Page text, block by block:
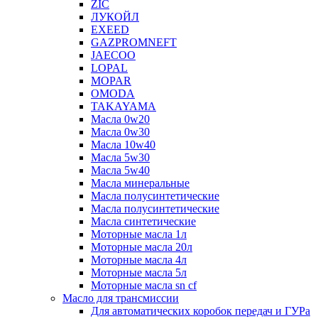
ZIC
ЛУКОЙЛ
EXEED
GAZPROMNEFT
JAECOO
LOPAL
MOPAR
OMODA
TAKAYAMA
Масла 0w20
Масла 0w30
Масла 10w40
Масла 5w30
Масла 5w40
Масла минеральные
Масла полусинтетические
Масла полусинтетические
Масла синтетические
Моторные масла 1л
Моторные масла 20л
Моторные масла 4л
Моторные масла 5л
Моторные масла sn cf
Масло для трансмиссии
Для автоматических коробок передач и ГУРа